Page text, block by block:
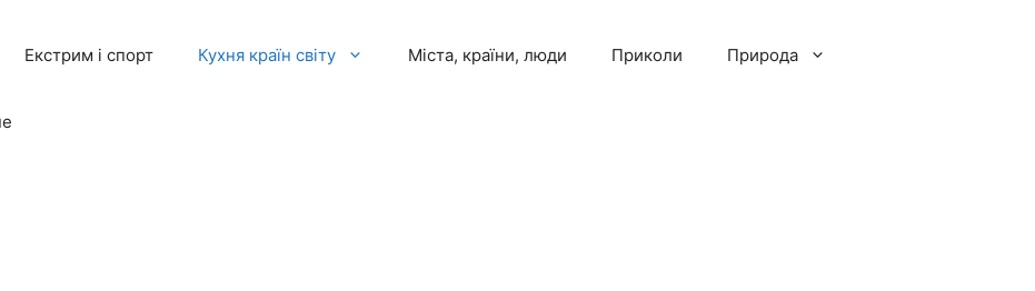
Екстрим і спорт Кухня країн світу Міста, країни, люди Приколи Природа